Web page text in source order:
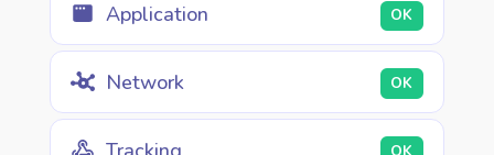
Application OK
Network OK